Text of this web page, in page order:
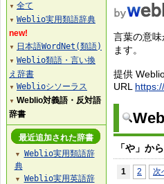
言葉の意
ます。
提供
URL
「や」か
1 2 次
▼ 全て
▼ Weblio実用類語辞典
new!
▼ 日本語WordNet(類語)
▼ Weblio類語・言い換
え辞書
▼ Weblioシソーラス
▼ Weblio対義語・反対語
辞書
最近追加された辞書
▼
Weblio実用類語辞
典
▼
Weblio実用英語辞